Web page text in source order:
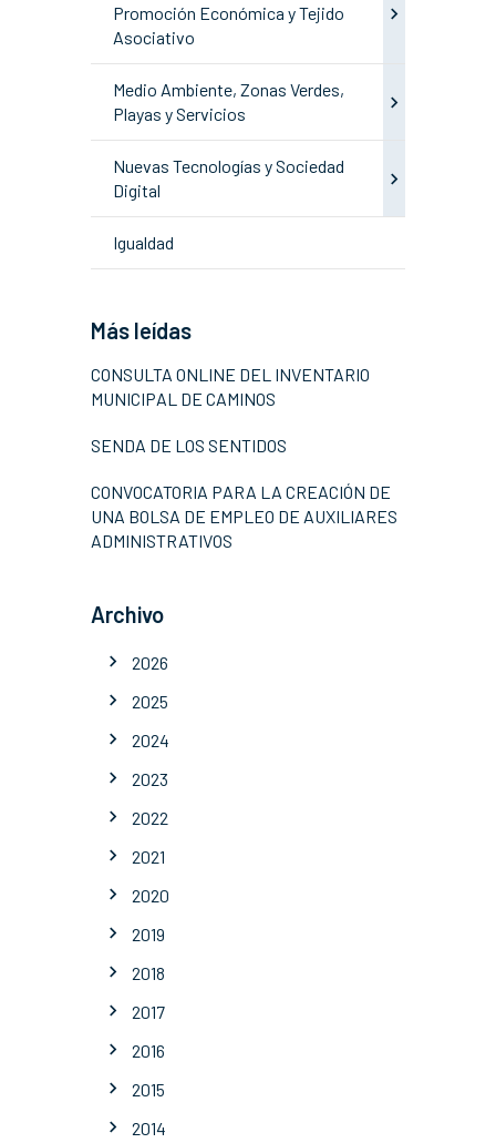
Promoción Económica y Tejido
Asociativo
Medio Ambiente, Zonas Verdes,
Playas y Servicios
Nuevas Tecnologías y Sociedad
Digital
Igualdad
Más leídas
CONSULTA ONLINE DEL INVENTARIO
MUNICIPAL DE CAMINOS
SENDA DE LOS SENTIDOS
CONVOCATORIA PARA LA CREACIÓN DE
UNA BOLSA DE EMPLEO DE AUXILIARES
ADMINISTRATIVOS
Archivo
2026
2025
2024
2023
2022
2021
2020
2019
2018
2017
2016
2015
2014